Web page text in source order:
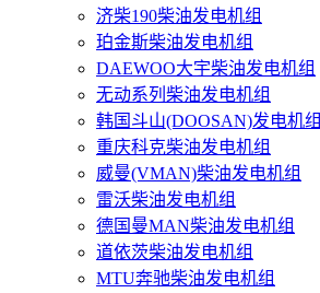
济柴190柴油发电机组
珀金斯柴油发电机组
DAEWOO大宇柴油发电机组
无动系列柴油发电机组
韩国斗山(DOOSAN)发电机组
重庆科克柴油发电机组
威曼(VMAN)柴油发电机组
雷沃柴油发电机组
德国曼MAN柴油发电机组
道依茨柴油发电机组
MTU奔驰柴油发电机组